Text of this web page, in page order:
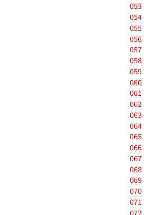
053
054
055
056
057
058
059
060
061
062
063
064
065
066
067
068
069
070
071